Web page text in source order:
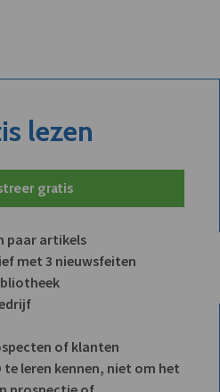
lezen
gratis
paar artikels
met 3 nieuwsfeiten
of klanten
te leren kennen, niet om het